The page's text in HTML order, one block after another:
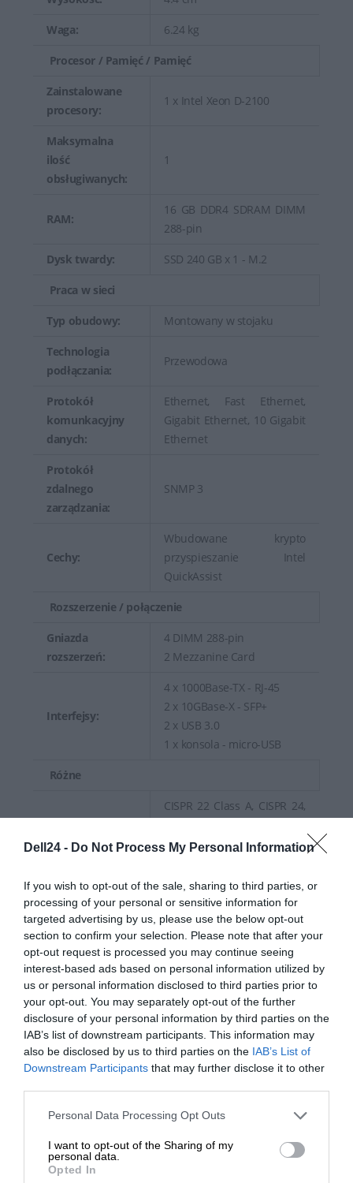
Dell24 - Do Not Process My Personal Information
If you wish to opt-out of the sale, sharing to third parties, or
processing of your personal or sensitive information for
targeted advertising by us, please use the below opt-out
section to confirm your selection. Please note that after your
opt-out request is processed you may continue seeing
interest-based ads based on personal information utilized by
us or personal information disclosed to third parties prior to
your opt-out. You may separately opt-out of the further
disclosure of your personal information by third parties on the
IAB’s list of downstream participants. This information may
also be disclosed by us to third parties on the IAB’s List of
Downstream Participants that may further disclose it to other
Personal Data Processing Opt Outs
I want to opt-out of the Sharing of my
personal data.
Opted In
Waga: 6.24 kg
Procesor / Pamięć / Pamięć
Zainstalowane
procesory:
1 x Intel Xeon D-2100
Maksymalna
ilość
obsługiwanych:
1
RAM:
16 GB DDR4 SDRAM DIMM
288-pin
Dysk twardy: SSD 240 GB x 1 - M.2
Praca w sieci
Typ obudowy: Montowany w stojaku
Technologia
podłączania:
Przewodowa
Protokół
komunkacyjny
danych:
Ethernet, Fast Ethernet,
Gigabit Ethernet, 10 Gigabit
Ethernet
Protokół
zdalnego
zarządzania:
SNMP 3
Cechy:
Wbudowane krypto
przyspieszanie Intel
QuickAssist
Rozszerzenie / połączenie
Gniazda
rozszerzeń:
4 DIMM 288-pin
2 Mezzanine Card
Interfejsy:
4 x 1000Base-TX - RJ-45
2 x 10GBase-X - SFP+
2 x USB 3.0
1 x konsola - micro-USB
Różne
Zgodność z
normami:
CISPR 22 Class A, CISPR 24,
AS/NZS 60950-1, AS/NZ
A, FCC CFR47 Part 15, UL
60950-1, IEC 60950-1, EN
60950-1, GB 4943, VCCI V-3,
EN 61000, CNS 13438, EN
55022 Class A, EN 300 386,
CAN/CSA-C22.2 No. 60950-1
Zasilanie
Zasilacz:
Adapter mocy wewnętrznej
- hot-plug
Ilość
1
obsługiwana
ilość: